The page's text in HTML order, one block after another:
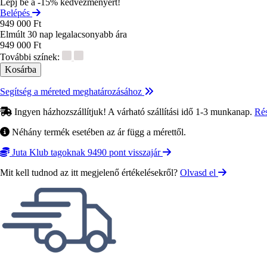
Belépés
949 000 Ft
Elmúlt 30 nap legalacsonyabb ára
949 000 Ft
További színek:
Segítség a méreted meghatározásához
Ingyen házhozszállítjuk! A várható szállítási idő 1-3 munkanap.
Néhány termék esetében az ár függ a mérettől.
Juta Klub tagoknak 9490 pont visszajár
Mit kell tudnod az itt megjelenő értékelésekről? Olvasd el